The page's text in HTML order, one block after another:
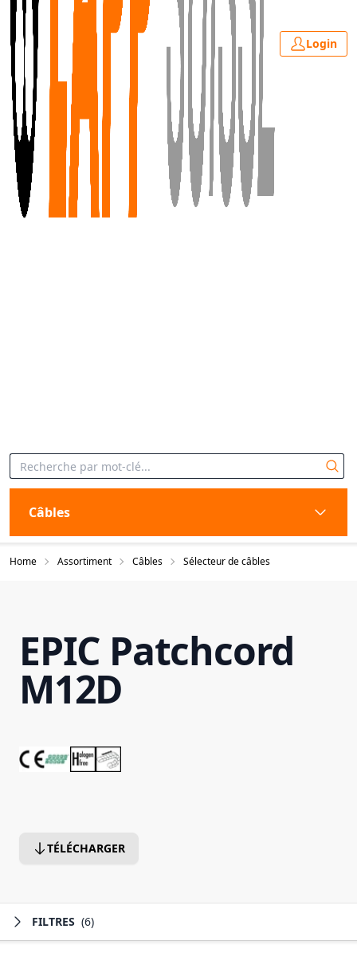
Login
Câbles
Home Assortiment Câbles Sélecteur de câbles
EPIC Patchcord
M12D
TÉLÉCHARGER
FILTRES (6)